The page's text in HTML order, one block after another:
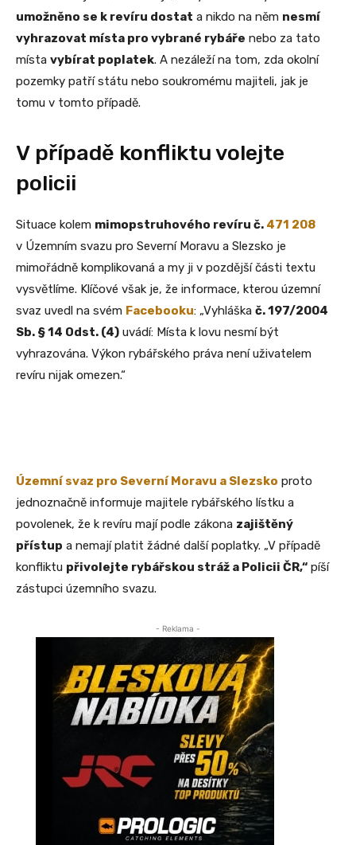
umožněno se k revíru dostat a nikdo na něm nesmí
vyhrazovat místa pro vybrané rybáře nebo za tato
místa vybírat poplatek. A nezáleží na tom, zda okolní
pozemky patří státu nebo soukromému majiteli, jak je
tomu v tomto případě.
V případě konfliktu volejte
policii
Situace kolem mimopstruhového revíru č. 471 208
v Územním svazu pro Severní Moravu a Slezsko je
mimořádně komplikovaná a my ji v pozdější části textu
vysvětlíme. Klíčové však je, že informace, kterou územní
svaz uvedl na svém Facebooku: „Vyhláška č. 197/2004
Sb. § 14 Odst. (4) uvádí: Místa k lovu nesmí být
vyhrazována. Výkon rybářského práva není uživatelem
revíru nijak omezen.“
Územní svaz pro Severní Moravu a Slezsko proto
jednoznačně informuje majitele rybářského lístku a
povolenek, že k revíru mají podle zákona zajištěný
přístup a nemají platit žádné další poplatky. „V případě
konfliktu přivolejte rybářskou stráž a Policii ČR,“ píší
zástupci územního svazu.
- Reklama -